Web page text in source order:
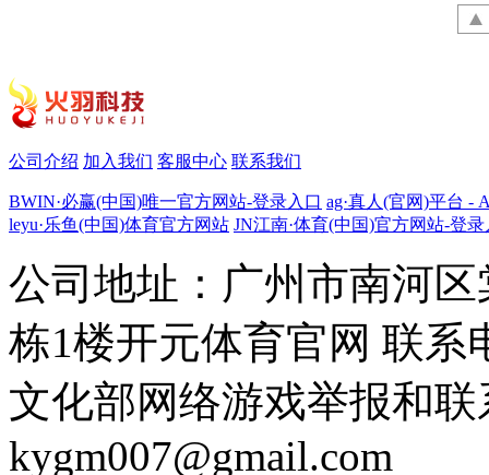
公司介绍 加入我们 客服中心 联系我们
BWIN·必赢(中国)唯一官方网站-登录入口 ag·真人(官网)平台 -
leyu·乐鱼(中国)体育官方网站 JN江南·体育(中国)官方网站-登录
公司地址：广州市南河
栋1楼开元体育官网 联系
文化部网络游戏举报和
kygm007@gmail.com